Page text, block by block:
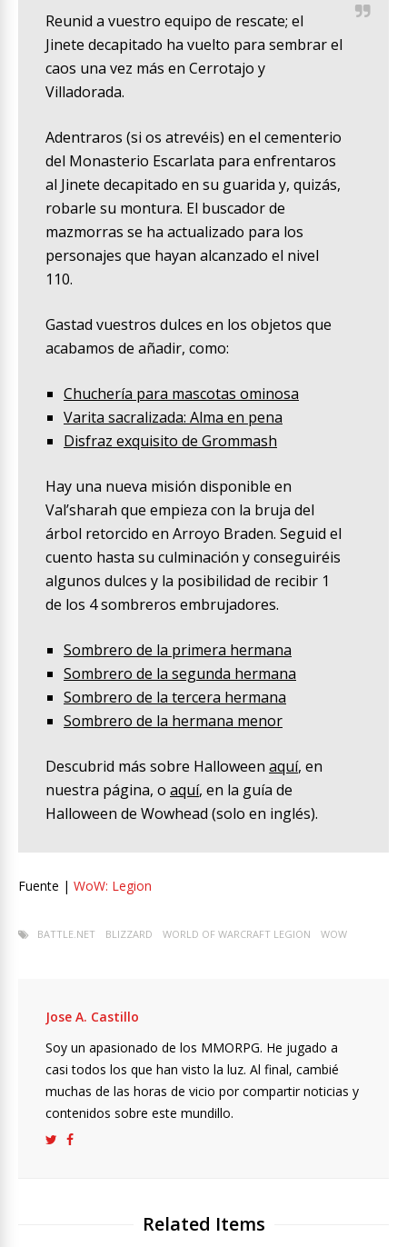
Reunid a vuestro equipo de rescate; el
Jinete decapitado ha vuelto para sembrar el
caos una vez más en Cerrotajo y
Villadorada.
Adentraros (si os atrevéis) en el cementerio
del Monasterio Escarlata para enfrentaros
al Jinete decapitado en su guarida y, quizás,
robarle su montura. El buscador de
mazmorras se ha actualizado para los
personajes que hayan alcanzado el nivel
110.
Gastad vuestros dulces en los objetos que
acabamos de añadir, como:
Chuchería para mascotas ominosa
Varita sacralizada: Alma en pena
Disfraz exquisito de Grommash
Hay una nueva misión disponible en
Val’sharah que empieza con la bruja del
árbol retorcido en Arroyo Braden. Seguid el
cuento hasta su culminación y conseguiréis
algunos dulces y la posibilidad de recibir 1
de los 4 sombreros embrujadores.
Sombrero de la primera hermana
Sombrero de la segunda hermana
Sombrero de la tercera hermana
Sombrero de la hermana menor
Descubrid más sobre Halloween aquí, en
nuestra página, o aquí, en la guía de
Halloween de Wowhead (solo en inglés).
Fuente | WoW: Legion
BATTLE.NET BLIZZARD WORLD OF WARCRAFT LEGION WOW
Jose A. Castillo
Soy un apasionado de los MMORPG. He jugado a
casi todos los que han visto la luz. Al final, cambié
muchas de las horas de vicio por compartir noticias y
contenidos sobre este mundillo.
Related Items